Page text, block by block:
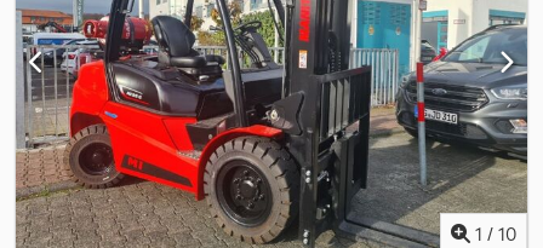
1 / 10